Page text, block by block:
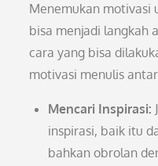
Menemukan motivasi
bisa menjadi langkah
cara yang bisa
motivasi menulis
Mencari Inspirasi:
inspirasi, baik itu
bahkan obrolan